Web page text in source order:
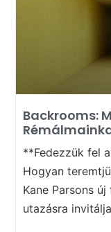
Backrooms:
**Fedezzük fel
Hogyan
Kane Parsons
utazásra